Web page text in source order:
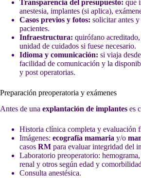
Transparencia del presupuesto: que
anestesia, implantes (si aplica),
Casos previos y fotos: solicitar antes
pacientes.
Infraestructura: quirófano
unidad de cuidados si fuese necesario.
Idioma y comunicación: si viaja
facilidad de comunicación y la
y post operatorias.
Preparación preoperatoria y exámenes
Antes de una explantación de implantes es
Historia clínica completa y evaluación
Imágenes: ecografía mamaria y/o
casos RM para evaluar integridad del
Laboratorio preoperatorio:
renal y otros según edad y
Consulta anestésica.